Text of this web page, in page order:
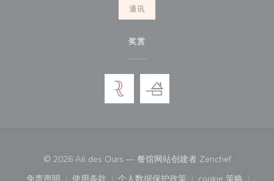
通讯
奖赏
© 2026 Ail des Ours — 餐馆网站创建者 Zenchef((在新窗口